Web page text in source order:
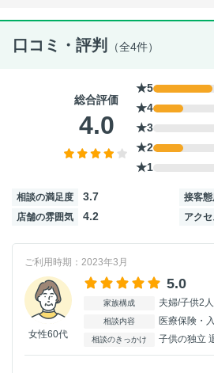
口コミ・評判 （全4件）
総合評価
4.0
★5
★4
★3
★2
★1
相談の満足度 3.7 接客
店舗の雰囲気 4.2 アクセ
ご利用時期：2023年3月
女性60代
5.0
家族構成 夫婦/子供2人
相談内容 医療保険・
相談のきっかけ 子供の独立